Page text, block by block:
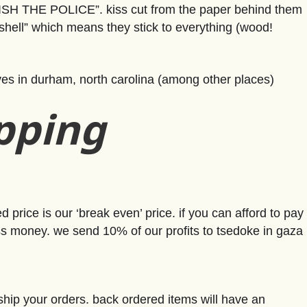
THE POLICE”. kiss cut from the paper behind them
which means they stick to everything (wood!
in durham, north carolina (among other places)
is our ‘break even’ price. if you can afford to pay
money. we send 10% of our profits to tsedoke in gaza
your orders. back ordered items will have an